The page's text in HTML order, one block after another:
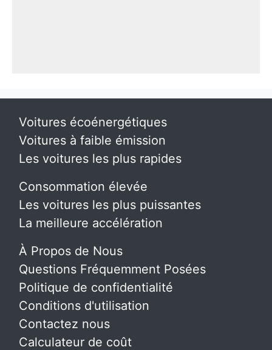
Voitures écoénergétiques
Voitures à faible émission
Les voitures les plus rapides
Consommation élevée
Les voitures les plus puissantes
La meilleure accélération
À Propos de Nous
Questions Fréquemment Posées
Politique de confidentialité
Conditions d'utilisation
Contactez nous
Calculateur de coût